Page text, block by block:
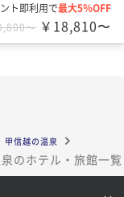
ト即利用で最大5％OFF
〜 ￥18,810〜
甲信越の温泉
のホテル・旅館一覧